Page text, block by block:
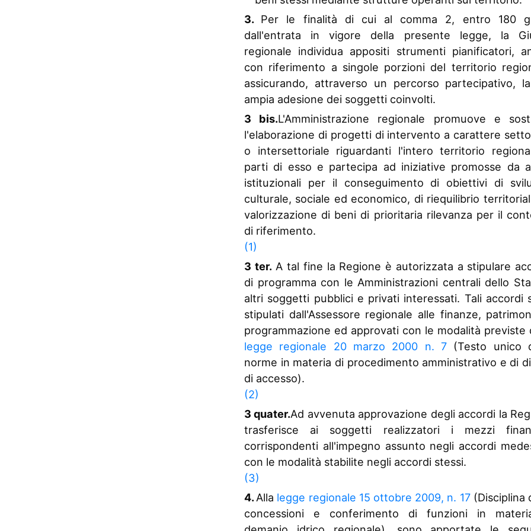
3. Per le finalità di cui al comma 2, entro 180
dall'entrata in vigore della presente legge, la
regionale individua appositi strumenti pianificatori,
con riferimento a singole porzioni del territorio
assicurando, attraverso un percorso partecipativo,
ampia adesione dei soggetti coinvolti.
3 bis.L'Amministrazione regionale promuove e
l'elaborazione di progetti di intervento a carattere
o intersettoriale riguardanti l'intero territorio
parti di esso e partecipa ad iniziative promosse da
istituzionali per il conseguimento di obiettivi di
culturale, sociale ed economico, di riequilibrio
valorizzazione di beni di prioritaria rilevanza per il
di riferimento.
(1)
3 ter.A tal fine la Regione è autorizzata a stipulare
di programma con le Amministrazioni centrali dello
altri soggetti pubblici e privati interessati. Tali accordi
stipulati dall'Assessore regionale alle finanze,
programmazione ed approvati con le modalità previste
legge regionale 20 marzo 2000 n. 7 (Testo unico
norme in materia di procedimento amministrativo e di
di accesso).
(2)
3 quater.Ad avvenuta approvazione degli accordi la
trasferisce ai soggetti realizzatori i mezzi
corrispondenti all'impegno assunto negli accordi
con le modalità stabilite negli accordi stessi.
(3)
4.Alla legge regionale 15 ottobre 2009, n. 17(Disciplina
concessioni e conferimento di funzioni in